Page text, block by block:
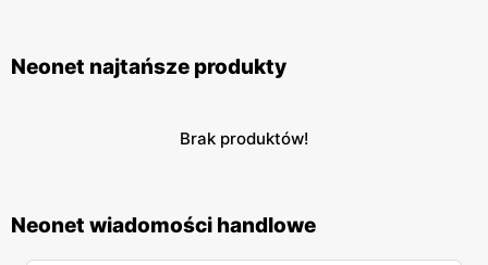
dodatkowo zachęcać do zakupów.
Neonet najtańsze produkty
Brak produktów!
Neonet wiadomości handlowe